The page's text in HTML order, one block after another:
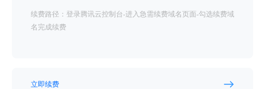
续费路径：登录腾讯云控制台-进入急需续费域名页面-勾选续费域
名完成续费
立即续费